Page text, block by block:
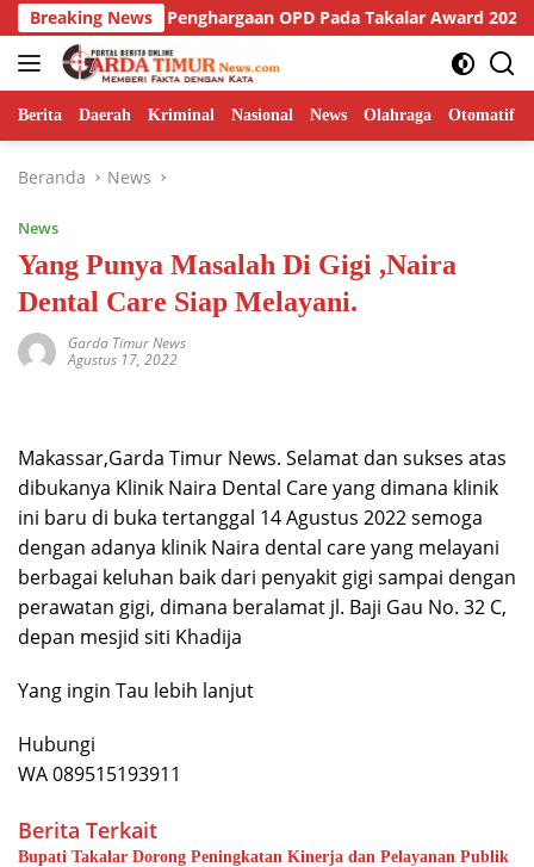
Langsung
ke
konten
Breaking News
Raih Penghargaan OPD Pada Takalar Award 2026.
Berita Daerah Kriminal Nasional News Olahraga Otomatif
Beranda News
News
Yang Punya Masalah Di Gigi ,Naira
Dental Care Siap Melayani.
Garda Timur News
Agustus 17, 2022
Makassar,Garda Timur News. Selamat dan sukses atas
dibukanya Klinik Naira Dental Care yang dimana klinik
ini baru di buka tertanggal 14 Agustus 2022 semoga
dengan adanya klinik Naira dental care yang melayani
berbagai keluhan baik dari penyakit gigi sampai dengan
perawatan gigi, dimana beralamat jl. Baji Gau No. 32 C,
depan mesjid siti Khadija
Yang ingin Tau lebih lanjut
Hubungi
WA 089515193911
Berita Terkait
Bupati Takalar Dorong Peningkatan Kinerja dan Pelayanan Publik